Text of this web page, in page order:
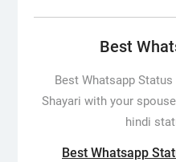
Best
Best Whatsapp Status
Shayari with your
hindi
Best Whatsapp